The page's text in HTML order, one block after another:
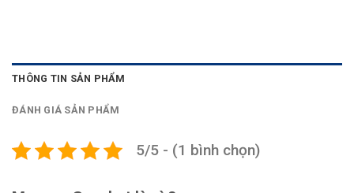
THÔNG TIN SẢN PHẨM
ĐÁNH GIÁ SẢN PHẨM
5/5 - (1 bình chọn)